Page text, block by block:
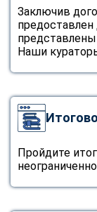
Заключив
Наши
Пройдите